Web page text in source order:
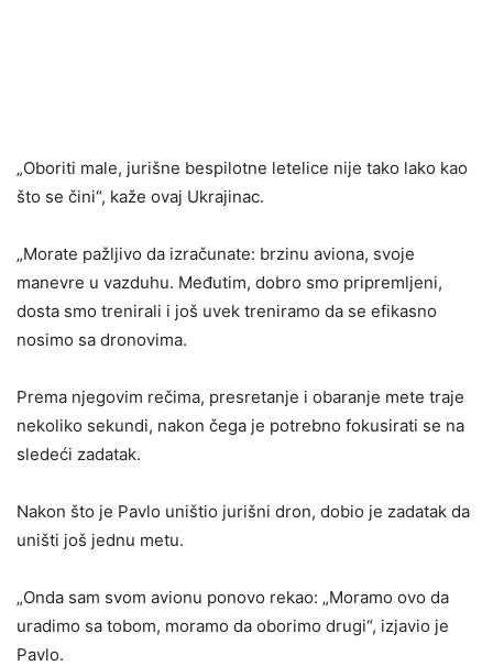
„Oboriti male, jurišne bespilotne letelice nije tako lako kao
što se čini“, kaže ovaj Ukrajinac.
„Morate pažljivo da izračunate: brzinu aviona, svoje
manevre u vazduhu. Međutim, dobro smo pripremljeni,
dosta smo trenirali i još uvek treniramo da se efikasno
nosimo sa dronovima.
Prema njegovim rečima, presretanje i obaranje mete traje
nekoliko sekundi, nakon čega je potrebno fokusirati se na
sledeći zadatak.
Nakon što je Pavlo uništio jurišni dron, dobio je zadatak da
uništi još jednu metu.
„Onda sam svom avionu ponovo rekao: „Moramo ovo da
uradimo sa tobom, moramo da oborimo drugi“, izjavio je
Pavlo.